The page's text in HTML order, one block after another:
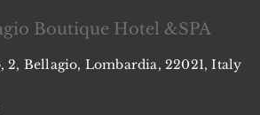
Boutique Hotel &SPA
2, Bellagio, Lombardia, 22021, Italy